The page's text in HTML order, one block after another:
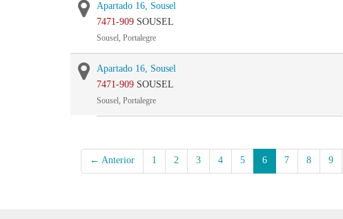
Apartado 16, Sousel
7471-909 SOUSEL
Sousel, Portalegre
Apartado 16, Sousel
7471-909 SOUSEL
Sousel, Portalegre
← Anterior 1 2 3 4 5 6 7 8 9